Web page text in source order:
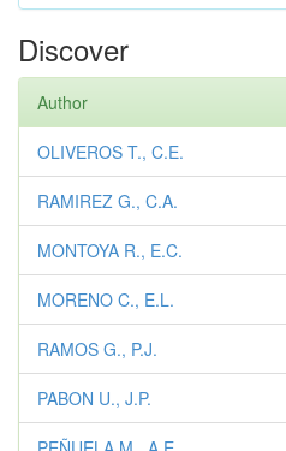
Discover
Author
OLIVEROS T., C.E.
RAMIREZ G., C.A.
MONTOYA R., E.C.
MORENO C., E.L.
RAMOS G., P.J.
PABON U., J.P.